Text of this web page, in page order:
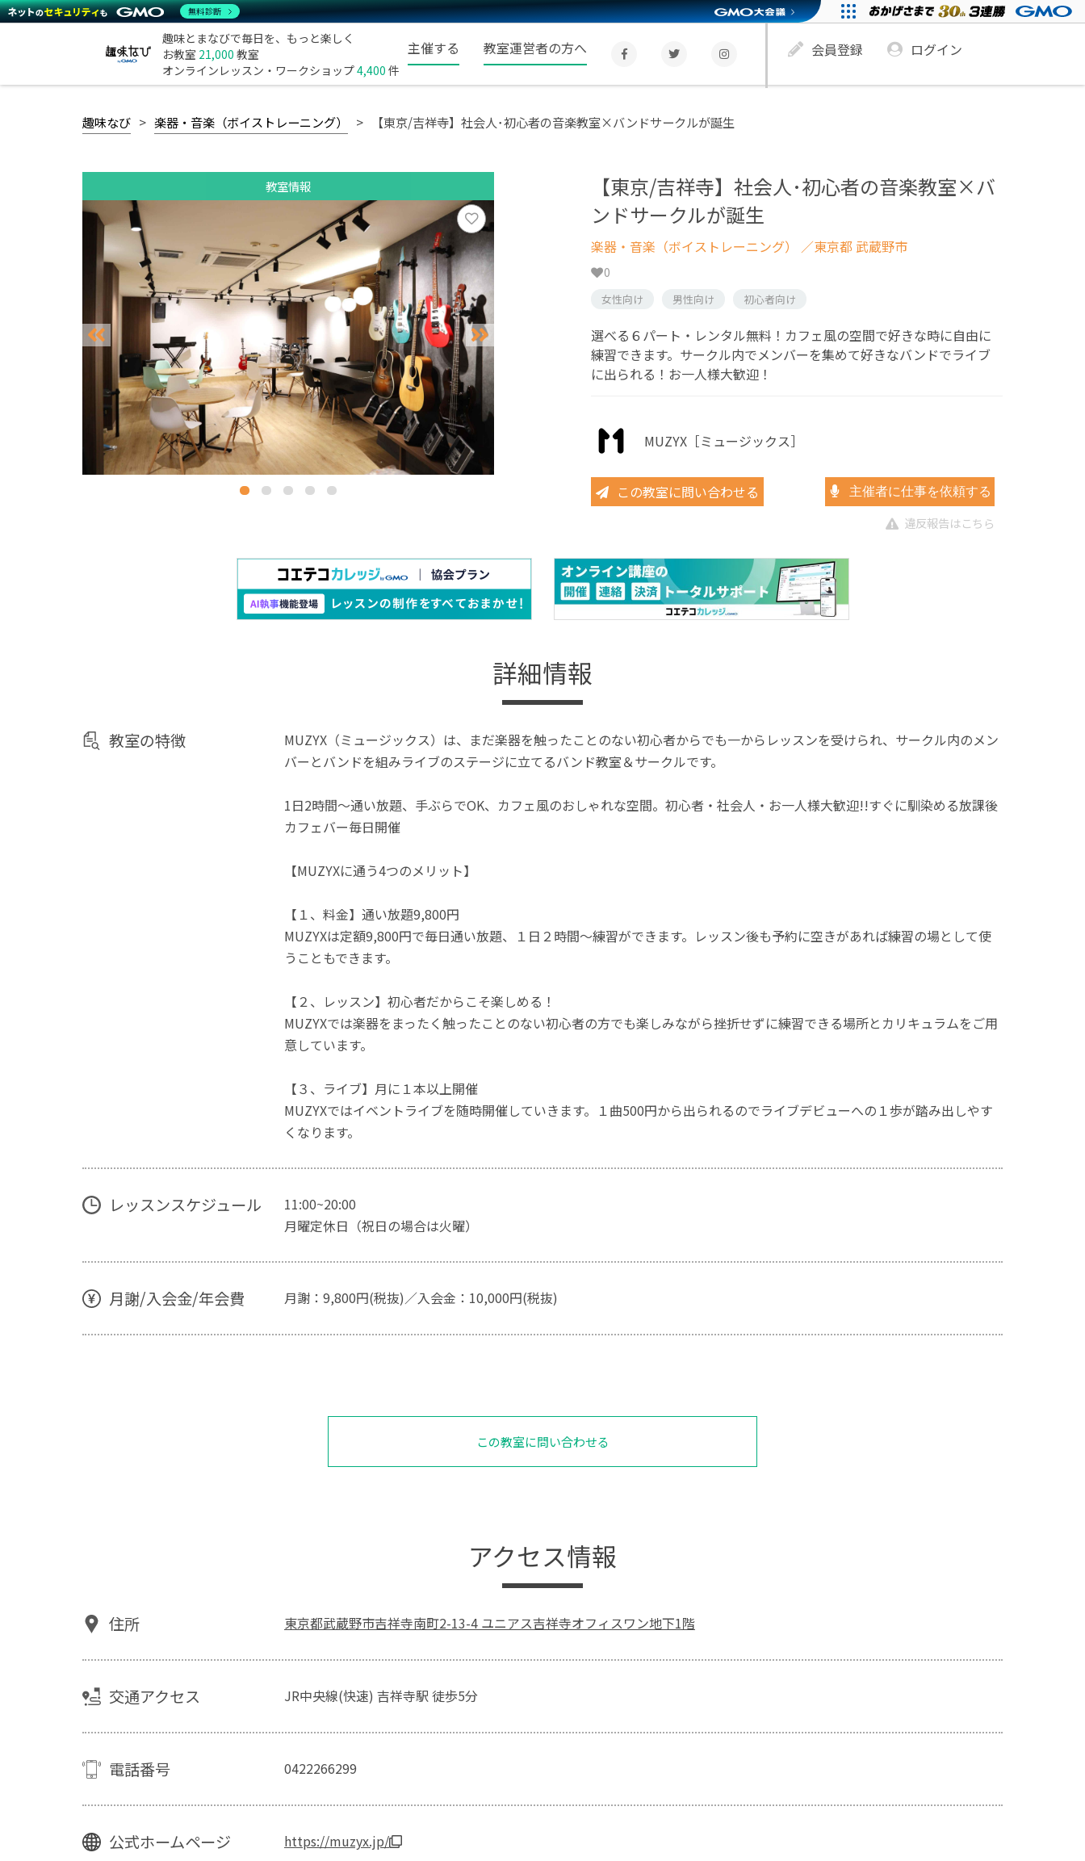
趣味とまなびで毎日を、もっと楽しく
お教室 21,000 教室
オンラインレッスン・ワークショップ4,400 件
主催する 教室運営者の方へ 会員登録 ログイン
趣味なび 楽器・音楽（ボイストレーニング） 【東京/吉祥寺】社会人･初心者の音楽教室×バンドサークルが誕生
教室情報
【東京/吉祥寺】社会人･初心者の音楽教室×バ
ンドサークルが誕生
楽器・音楽（ボイストレーニング） ／東京都 武蔵野市
0
女性向け 男性向け 初心者向け
選べる６パート・レンタル無料！カフェ風の空間で好きな時に自由に
練習できます。サークル内でメンバーを集めて好きなバンドでライブ
に出られる！お一人様大歓迎！
MUZYX［ミュージックス］
この教室に問い合わせる 主催者に仕事を依頼する
違反報告はこちら
詳細情報
教室の特徴
MUZYX（ミュージックス）は、まだ楽器を触ったことのない初心者からでも一からレッスンを受けられ、サークル内のメン
バーとバンドを組みライブのステージに立てるバンド教室＆サークルです。
1日2時間〜通い放題、手ぶらでOK、カフェ風のおしゃれな空間。初心者・社会人・お一人様大歓迎!!すぐに馴染める放課後
カフェバー毎日開催
【MUZYXに通う4つのメリット】
【１、料金】通い放題9,800円
MUZYXは定額9,800円で毎日通い放題、１日２時間〜練習ができます。レッスン後も予約に空きがあれば練習の場として使
うこともできます。
【２、レッスン】初心者だからこそ楽しめる！
MUZYXでは楽器をまったく触ったことのない初心者の方でも楽しみながら挫折せずに練習できる場所とカリキュラムをご用
意しています。
【３、ライブ】月に１本以上開催
MUZYXではイベントライブを随時開催していきます。１曲500円から出られるのでライブデビューへの１歩が踏み出しやす
くなります。
レッスンスケジュール
11:00~20:00
月曜定休日（祝日の場合は火曜）
月謝/入会金/年会費 月謝：9,800円(税抜)／入会金：10,000円(税抜)
この教室に問い合わせる
アクセス情報
住所 東京都武蔵野市吉祥寺南町2-13-4 ユニアス吉祥寺オフィスワン地下1階
交通アクセス JR中央線(快速) 吉祥寺駅 徒歩5分
電話番号 0422266299
公式ホームページ https://muzyx.jp/
無料診断